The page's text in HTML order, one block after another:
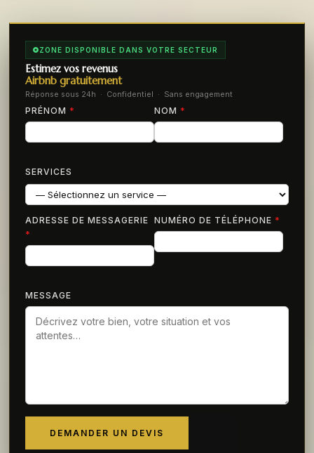
ZONE DISPONIBLE DANS VOTRE SECTEUR
Estimez vos revenus
Airbnb gratuitement
Réponse sous 24h · Confidentiel · Sans engagement
PRÉNOM * NOM *
SERVICES
ADRESSE DE MESSAGERIE
*
NUMÉRO DE TÉLÉPHONE *
MESSAGE
DEMANDER UN DEVIS